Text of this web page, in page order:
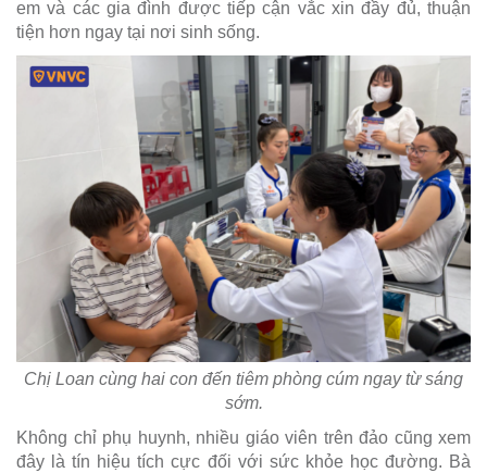
em và các gia đình được tiếp cận vắc xin đầy đủ, thuận
tiện hơn ngay tại nơi sinh sống.
Chị Loan cùng hai con đến tiêm phòng cúm ngay từ sáng
sớm.
Không chỉ phụ huynh, nhiều giáo viên trên đảo cũng xem
đây là tín hiệu tích cực đối với sức khỏe học đường. Bà